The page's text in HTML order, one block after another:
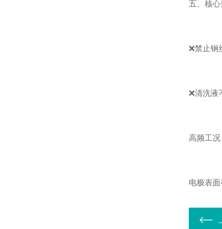
五、核
❌禁止
❌清洗
高频工
电极表